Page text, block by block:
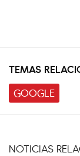
TEMAS
GOOGLE
NOTICIAS